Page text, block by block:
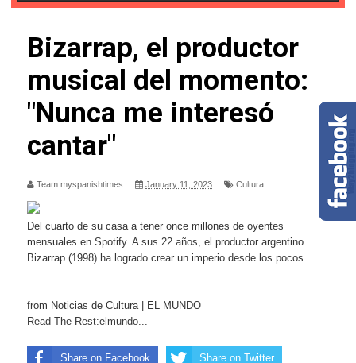
Bizarrap, el productor
musical del momento:
"Nunca me interesó
cantar"
Team myspanishtimes January 11, 2023 Cultura
Del cuarto de su casa a tener once millones de oyentes
mensuales en Spotify. A sus 22 años, el productor argentino
Bizarrap (1998) ha logrado crear un imperio desde los pocos...
from Noticias de Cultura | EL MUNDO
Read The Rest:elmundo...
Share on Facebook Share on Twitter